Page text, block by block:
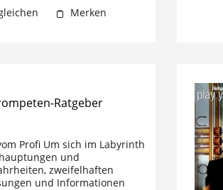
Merken
Ratgeber
Profi Um sich im Labyrinth
und
zweifelhaften
und Informationen